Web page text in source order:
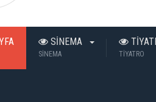
SİNEMA
SİNEMA TİYATRO